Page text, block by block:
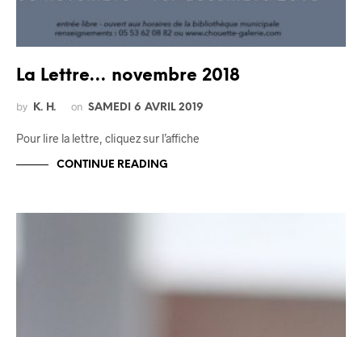
La Lettre… novembre 2018
by K. H. on SAMEDI 6 AVRIL 2019
Pour lire la lettre, cliquez sur l’affiche
CONTINUE READING